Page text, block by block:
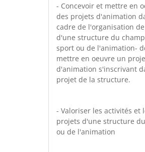
- Concevoir et mettre en
des projets d'animation
cadre de l'organisation
d'une structure du
sport ou de l'animation-
mettre en oeuvre un
d'animation s'inscrivant
projet de la structure.
- Valoriser les activités et
projets d'une structure
ou de l'animation